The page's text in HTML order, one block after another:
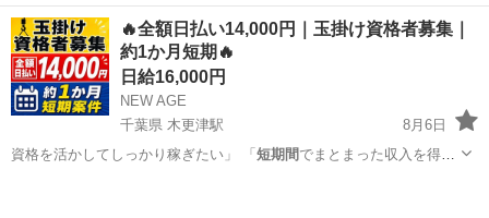
たい方にもおすすめ…
神奈川 小田原市 鴨宮駅
🔥全額日払い14,000円｜玉掛け資格者募集｜
約1か月短期🔥
日給16,000円
NEW AGE
千葉県 木更津駅
8月6日
資格を活かしてしっかり稼ぎたい」 「 短期間 でまとまった収入を得た